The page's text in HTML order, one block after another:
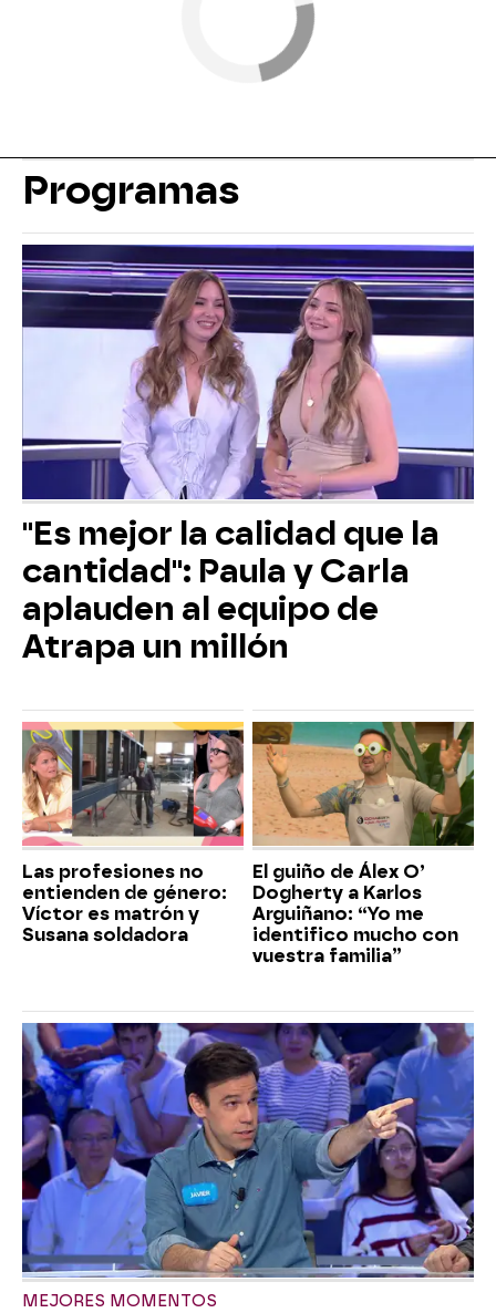
Programas
"Es mejor la calidad que la
cantidad": Paula y Carla
aplauden al equipo de
Atrapa un millón
Las profesiones no
entienden de género:
Víctor es matrón y
Susana soldadora
El guiño de Álex O’
Dogherty a Karlos
Arguiñano: “Yo me
identifico mucho con
vuestra familia”
MEJORES MOMENTOS